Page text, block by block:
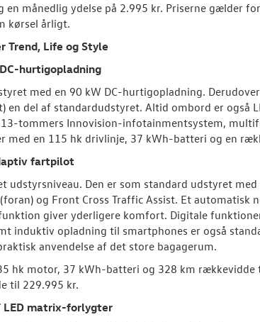
en månedlig ydelse på 2.995 kr. Priserne gælder
kørsel årligt.
Trend, Life og Style
hurtigopladning
med en 90 kW DC-hurtigopladning.
en del af standardudstyret. Altid ombord er
tommers Innovision-infotainmentsystem,
med en 115 hk drivlinje, 37 kWh-batteri og en
fartpilot
udstyrsniveau. Den er som standard udstyret
og Front Cross Traffic Assist. Et
giver yderligere komfort. Digitale
induktiv opladning til smartphones er også
anvendelse af det store bagagerum.
hk motor, 37 kWh-batteri og 328 km
til 229.995 kr.
LED matrix-forlygter